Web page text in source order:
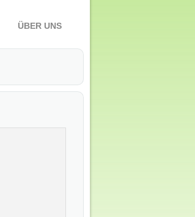
ÜBER UNS